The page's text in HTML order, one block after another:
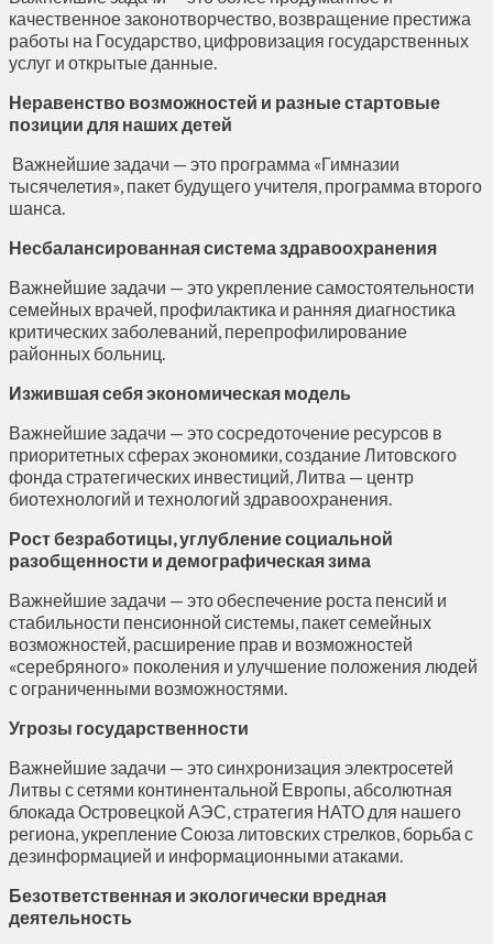
качественное законотворчество, возвращение престижа
работы на Государство, цифровизация государственных
услуг и открытые данные.
Неравенство возможностей и разные стартовые
позиции для наших детей
Важнейшие задачи — это программа «Гимназии
тысячелетия», пакет будущего учителя, программа второго
шанса.
Несбалансированная система здравоохранения
Важнейшие задачи — это укрепление самостоятельности
семейных врачей, профилактика и ранняя диагностика
критических заболеваний, перепрофилирование
районных больниц.
Изжившая себя экономическая модель
Важнейшие задачи — это сосредоточение ресурсов в
приоритетных сферах экономики, создание Литовского
фонда стратегических инвестиций, Литва — центр
биотехнологий и технологий здравоохранения.
Рост безработицы, углубление социальной
разобщенности и демографическая зима
Важнейшие задачи — это обеспечение роста пенсий и
стабильности пенсионной системы, пакет семейных
возможностей, расширение прав и возможностей
«серебряного» поколения и улучшение положения людей
с ограниченными возможностями.
Угрозы государственности
Важнейшие задачи — это синхронизация электросетей
Литвы с сетями континентальной Европы, абсолютная
блокада Островецкой АЭС, стратегия НАТО для нашего
региона, укрепление Союза литовских стрелков, борьба с
дезинформацией и информационными атаками.
Безответственная и экологически вредная
деятельность